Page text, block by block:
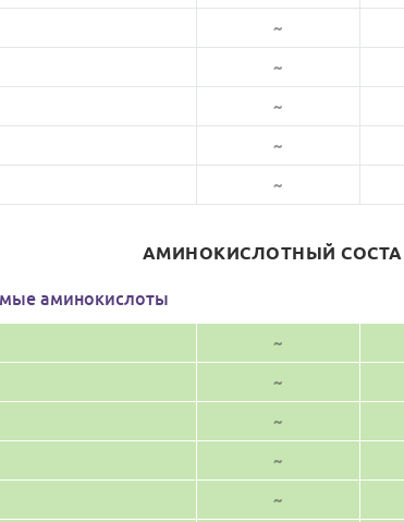
~
~
~
~
~
АМИНОКИСЛОТНЫЙ
аминокислоты
~
~
~
~
~